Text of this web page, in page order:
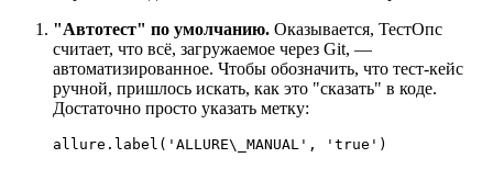
"Автотест" по умолчанию. Оказывается, ТестОпс
считает, что всё, загружаемое через Git, —
автоматизированное. Чтобы обозначить, что тест-кейс
ручной, пришлось искать, как это "сказать" в коде.
Достаточно просто указать метку:
allure.label( 'ALLURE\_MANUAL' , 'true'